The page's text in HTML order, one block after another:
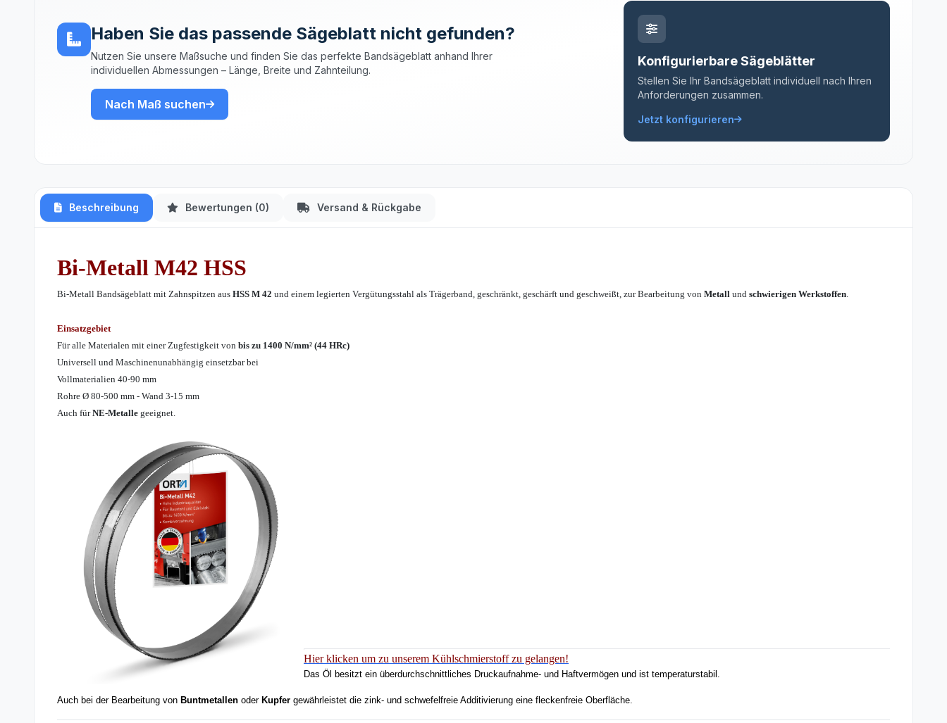
Haben Sie das passende Sägeblatt nicht gefunden?
Nutzen Sie unsere Maßsuche und finden Sie das perfekte Bandsägeblatt anhand Ihrer
individuellen Abmessungen – Länge, Breite und Zahnteilung.
Nach Maß suchen
Konfigurierbare Sägeblätter
Stellen Sie Ihr Bandsägeblatt individuell nach Ihren
Anforderungen zusammen.
Jetzt konfigurieren
Beschreibung Bewertungen (0) Versand & Rückgabe
Bi-Metall M42 HSS
Bi-Metall Bandsägeblatt mit Zahnspitzen aus HSS M 42 und einem legierten Vergütungsstahl als Trägerband, geschränkt, geschärft und geschweißt, zur Bearbeitung von Metall und schwierigen Werkstoffen.
Einsatzgebiet
Für alle Materialen mit einer Zugfestigkeit von bis zu 1400 N/mm² (44 HRc)
Universell und Maschinenunabhängig einsetzbar bei
Vollmaterialien 40-90 mm
Rohre Ø 80-500 mm - Wand 3-15 mm
Auch fürNE-Metalle geeignet.
Hier klicken um zu unserem Kühlschmierstoff zu gelangen!
Das Öl besitzt ein überdurchschnittliches Druckaufnahme- und Haftvermögen und ist temperaturstabil.
Auch bei der Bearbeitung von Buntmetallen oder Kupfer gewährleistet die zink- und schwefelfreie Additivierung eine fleckenfreie Oberfläche.